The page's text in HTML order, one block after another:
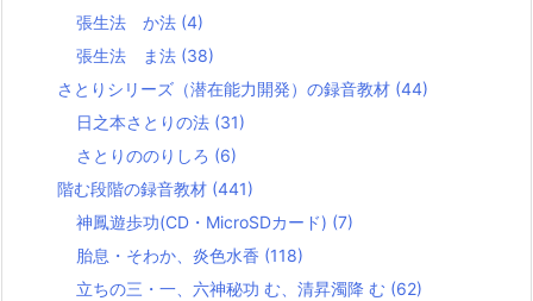
張生法 か法 (4)
張生法 ま法 (38)
さとりシリーズ（潜在能力開発）の録音教材 (44)
日之本さとりの法 (31)
さとりののりしろ (6)
階む段階の録音教材 (441)
神鳳遊歩功(CD・MicroSDカード) (7)
胎息・そわか、炎色水香 (118)
立ちの三・一、六神秘功 む、清昇濁降 む (62)